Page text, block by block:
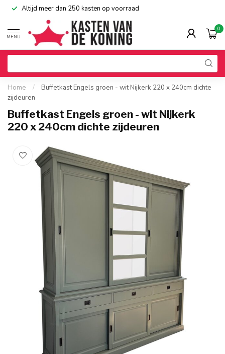
Altijd meer dan 250 kasten op voorraad
MENU
0
Home /
Buffetkast Engels groen - wit Nijkerk 220 x 240cm dichte
zijdeuren
Buffetkast Engels groen - wit Nijkerk
220 x 240cm dichte zijdeuren